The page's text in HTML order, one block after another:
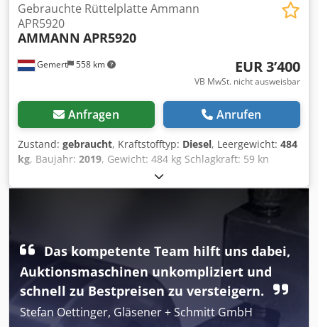
Gemert 558 km
Gebrauchte Rüttelplatte Ammann
APR5920
AMMANN APR5920
EUR 3’400
VB MwSt. nicht ausweisbar
Anfragen Anrufen
Zustand: gebraucht, Kraftstofftyp: Diesel, Leergewicht: 484
kg, Baujahr: 2019, Gewicht: 484 kg Schlagkraft: 59 kn
Diesel, 1 Zylinder Hatz (1b40)\ Vorwärts/Rückwärts. Cjdpfx
Aoxw H Hcjf Eerf Elektrostart. Plattenbreite: 60 cm Preis pro
Das kompetente Team hilft uns dabei,
Auktionsmaschinen unkompliziert und
schnell zu Bestpreisen zu versteigern.
Stefan Oettinger, Gläsener + Schmitt GmbH